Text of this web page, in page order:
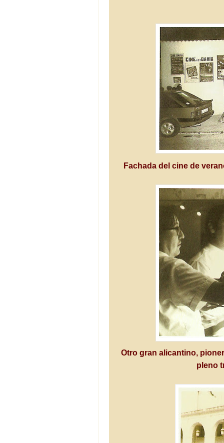
Fachada del cine de
Otro gran alicantino,
pleno